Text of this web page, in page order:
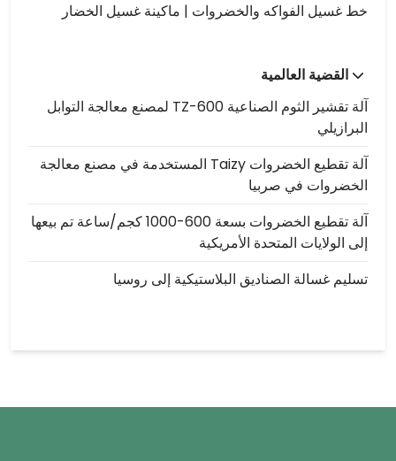
خط غسيل الفواكه والخضروات | ماكينة غسيل الخضار
القضية العالمية
آلة تقشير الثوم الصناعية TZ-600 لمصنع معالجة التوابل
البرازيلي
آلة تقطيع الخضروات Taizy المستخدمة في مصنع معالجة
الخضروات في صربيا
آلة تقطيع الخضروات بسعة 600-1000 كجم/ساعة تم بيعها
إلى الولايات المتحدة الأمريكية
تسليم غسالة الصناديق البلاستيكية إلى روسيا